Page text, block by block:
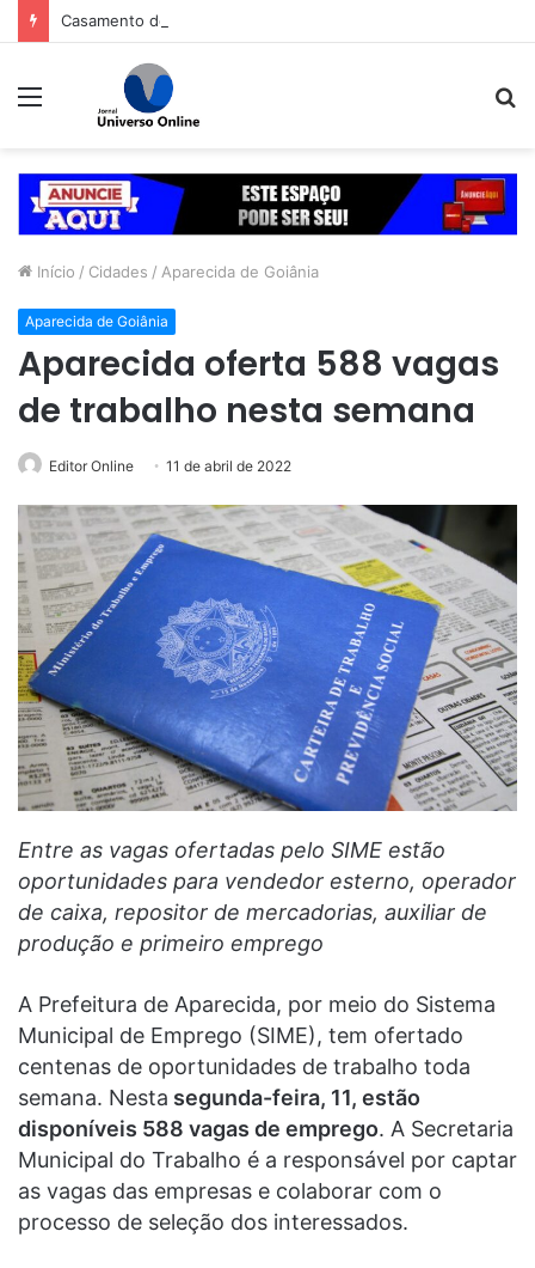
Menu
Início / Cidades / Aparecida de Goiânia
Aparecida de Goiânia
Aparecida oferta 588 vagas
de trabalho nesta semana
Editor Online 11 de abril de 2022
Entre as vagas ofertadas pelo SIME estão
oportunidades para vendedor esterno, operador
de caixa, repositor de mercadorias, auxiliar de
produção e primeiro emprego
A Prefeitura de Aparecida, por meio do Sistema
Municipal de Emprego (SIME), tem ofertado
centenas de oportunidades de trabalho toda
semana. Nesta segunda-feira, 11, estão
disponíveis 588 vagas de emprego. A Secretaria
Municipal do Trabalho é a responsável por captar
as vagas das empresas e colaborar com o
processo de seleção dos interessados.